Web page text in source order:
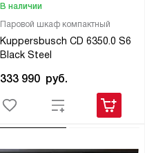
Паровой шкаф компактный
Kuppersbusch CD 6350.0 S6
Black Steel
В наличии
333 990 руб.